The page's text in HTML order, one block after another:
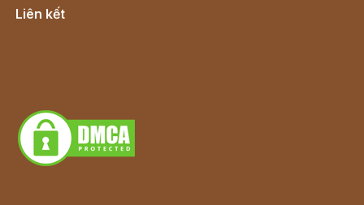
Liên kết